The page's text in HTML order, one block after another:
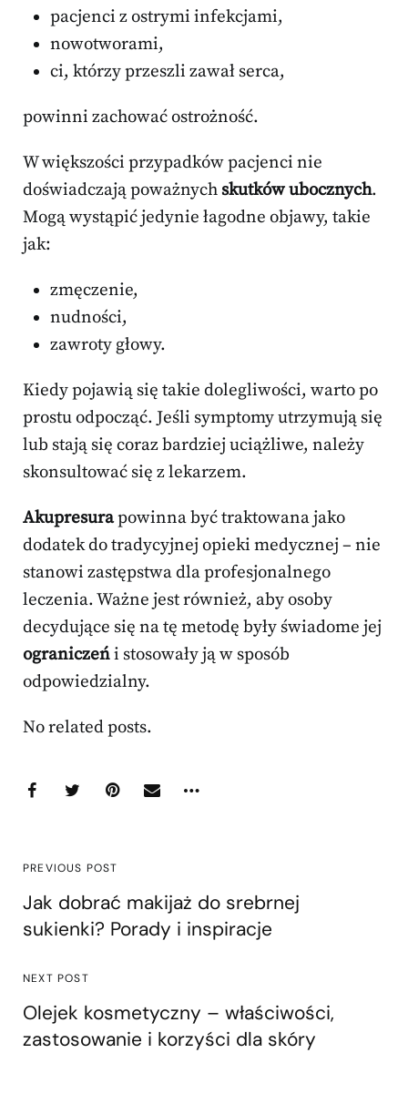
pacjenci z ostrymi infekcjami,
nowotworami,
ci, którzy przeszli zawał serca,
powinni zachować ostrożność.
W większości przypadków pacjenci nie
doświadczają poważnych skutków ubocznych.
Mogą wystąpić jedynie łagodne objawy, takie
jak:
zmęczenie,
nudności,
zawroty głowy.
Kiedy pojawią się takie dolegliwości, warto po
prostu odpocząć. Jeśli symptomy utrzymują się
lub stają się coraz bardziej uciążliwe, należy
skonsultować się z lekarzem.
Akupresurapowinna być traktowana jako
dodatek do tradycyjnej opieki medycznej – nie
stanowi zastępstwa dla profesjonalnego
leczenia. Ważne jest również, aby osoby
decydujące się na tę metodę były świadome jej
ograniczeńi stosowały ją w sposób
odpowiedzialny.
No related posts.
PREVIOUS POST
Jak dobrać makijaż do srebrnej
sukienki? Porady i inspiracje
NEXT POST
Olejek kosmetyczny – właściwości,
zastosowanie i korzyści dla skóry